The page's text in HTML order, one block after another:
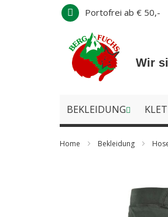
Direkt
Inhalt
Portofrei ab € 50,-
Wir
BEKLEIDUNG
Home Bekleidung